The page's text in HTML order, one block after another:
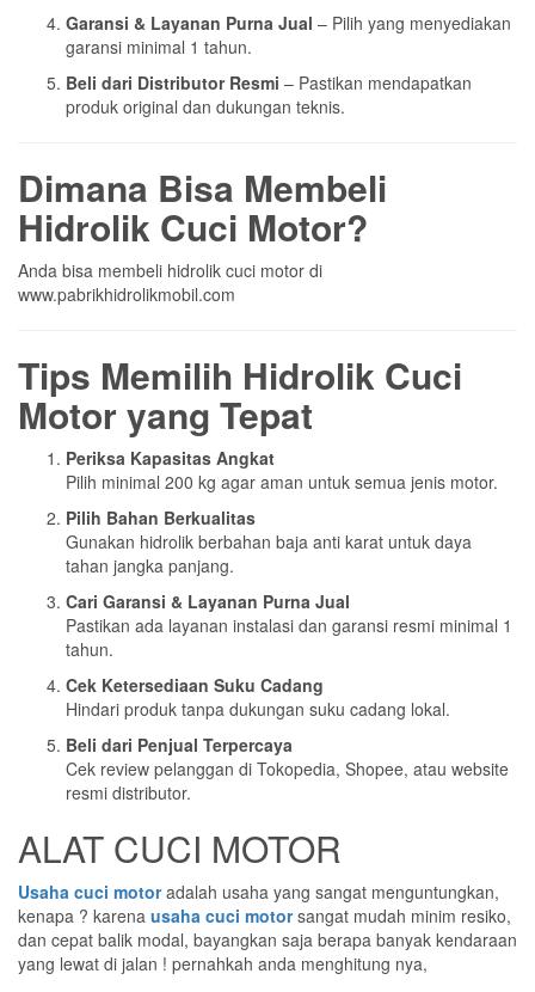
Garansi & Layanan Purna Jual – Pilih yang menyediakan
garansi minimal 1 tahun.
Beli dari Distributor Resmi – Pastikan mendapatkan
produk original dan dukungan teknis.
Dimana Bisa Membeli
Hidrolik Cuci Motor?
Anda bisa membeli hidrolik cuci motor di
www.pabrikhidrolikmobil.com
Tips Memilih Hidrolik Cuci
Motor yang Tepat
Periksa Kapasitas Angkat
Pilih minimal 200 kg agar aman untuk semua jenis motor.
Pilih Bahan Berkualitas
Gunakan hidrolik berbahan baja anti karat untuk daya
tahan jangka panjang.
Cari Garansi & Layanan Purna Jual
Pastikan ada layanan instalasi dan garansi resmi minimal 1
tahun.
Cek Ketersediaan Suku Cadang
Hindari produk tanpa dukungan suku cadang lokal.
Beli dari Penjual Terpercaya
Cek review pelanggan di Tokopedia, Shopee, atau website
resmi distributor.
ALAT CUCI MOTOR
Usaha cuci motoradalah usaha yang sangat menguntungkan,
kenapa ? karena usaha cuci motorsangat mudah minim resiko,
dan cepat balik modal, bayangkan saja berapa banyak kendaraan
yang lewat di jalan ! pernahkah anda menghitung nya,